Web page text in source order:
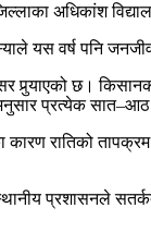
अधिकांश
यस वर्ष पनि
पुर्‍याएको छ।
प्रत्येक सात–आठ
कारण रातिको
प्रशासनले